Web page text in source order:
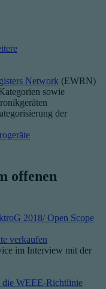
Network (EWRN)
sowie
der
offenen
2018/ Open Scope
verkaufen
im Interview mit der
WEEE-Richtlinie